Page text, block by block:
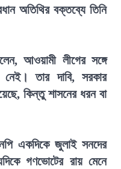
অতিথির বক্তব্যে তিনি
আওয়ামী লীগের সঙ্গে
তার দাবি, সরকার
কিন্তু শাসনের ধরন বা
একদিকে জুলাই সনদের
গণভোটের রায় মেনে